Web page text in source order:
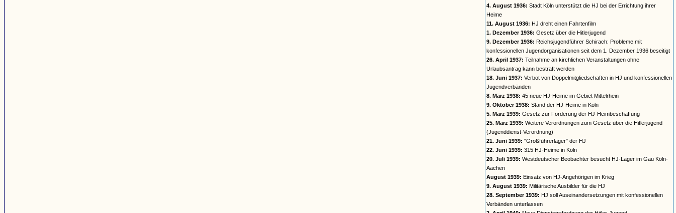
4. August 1936: Stadt Köln unterstützt die HJ bei der Errichtung ihrer
Heime
11. August 1936: HJ dreht einen Fahrtenfilm
1. Dezember 1936: Gesetz über die Hitlerjugend
9. Dezember 1936: Reichsjugendführer Schirach: Probleme mit
konfessionellen Jugendorganisationen seit dem 1. Dezember 1936 beseitigt
26. April 1937: Teilnahme an kirchlichen Veranstaltungen ohne
Urlaubsantrag kann bestraft werden
18. Juni 1937: Verbot von Doppelmitgliedschaften in HJ und konfessionellen
Jugendverbänden
8. März 1938: 45 neue HJ-Heime im Gebiet Mittelrhein
9. Oktober 1938: Stand der HJ-Heime in Köln
5. März 1939: Gesetz zur Förderung der HJ-Heimbeschaffung
25. März 1939: Weitere Verordnungen zum Gesetz über die Hitlerjugend
(Jugenddienst-Verordnung)
21. Juni 1939: "Großführerlager" der HJ
22. Juni 1939: 315 HJ-Heime in Köln
20. Juli 1939: Westdeutscher Beobachter besucht HJ-Lager im Gau Köln-
Aachen
August 1939: Einsatz von HJ-Angehörigen im Krieg
9. August 1939: Militärische Ausbilder für die HJ
28. September 1939: HJ soll Auseinandersetzungen mit konfessionellen
Verbänden unterlassen